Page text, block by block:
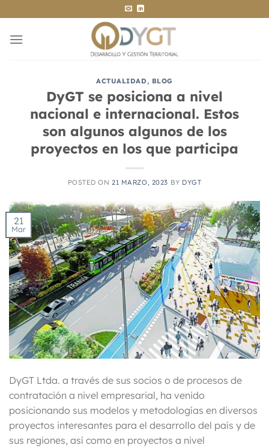
al
contenido
ACTUALIDAD, BLOG
DyGT se posiciona a nivel
nacional e internacional. Estos
son algunos algunos de los
proyectos en los que participa
POSTED ON21 MARZO, 2023 BY DYGT
21
Mar
DyGT Ltda. a través de sus socios o de procesos de
contratación a nivel empresarial, ha venido
posicionando sus modelos y metodologías en diversos
proyectos interesantes para el desarrollo del país y de
sus regiones, así como en proyectos a nivel